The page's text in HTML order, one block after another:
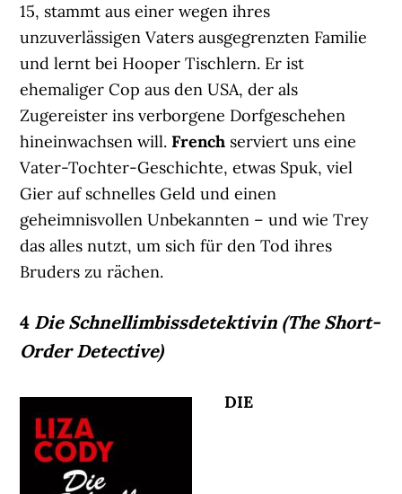
15, stammt aus einer wegen ihres
unzuverlässigen Vaters ausgegrenzten Familie
und lernt bei Hooper Tischlern. Er ist
ehemaliger Cop aus den USA, der als
Zugereister ins verborgene Dorfgeschehen
hineinwachsen will.French serviert uns eine
Vater-Tochter-Geschichte, etwas Spuk, viel
Gier auf schnelles Geld und einen
geheimnisvollen Unbekannten – und wie Trey
das alles nutzt, um sich für den Tod ihres
Bruders zu rächen.
4 Die Schnellimbissdetektivin (The Short-
Order Detective)
DIE